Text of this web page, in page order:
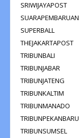
SRIWIJAYAPOST
SUARAPEMBARUAN
SUPERBALL
THEJAKARTAPOST
TRIBUNBALI
TRIBUNJABAR
TRIBUNJATENG
TRIBUNKALTIM
TRIBUNMANADO
TRIBUNPEKANBARU
TRIBUNSUMSEL